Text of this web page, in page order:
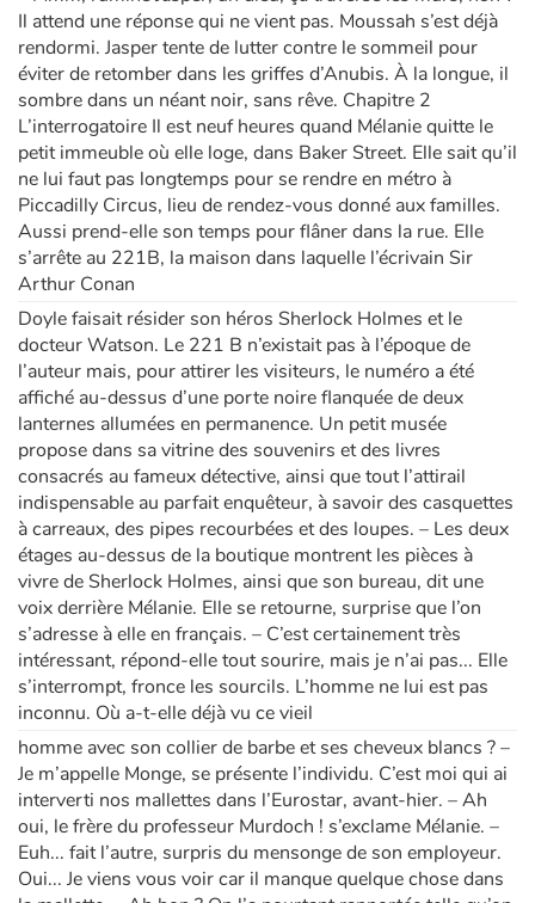
Il attend une réponse qui ne vient pas. Moussah s’est déjà
rendormi. Jasper tente de lutter contre le sommeil pour
éviter de retomber dans les griffes d’Anubis. À la longue, il
sombre dans un néant noir, sans rêve. Chapitre 2
L’interrogatoire Il est neuf heures quand Mélanie quitte le
petit immeuble où elle loge, dans Baker Street. Elle sait qu’il
ne lui faut pas longtemps pour se rendre en métro à
Piccadilly Circus, lieu de rendez-vous donné aux familles.
Aussi prend-elle son temps pour flâner dans la rue. Elle
s’arrête au 221B, la maison dans laquelle l’écrivain Sir
Arthur Conan
Doyle faisait résider son héros Sherlock Holmes et le
docteur Watson. Le 221 B n’existait pas à l’époque de
l’auteur mais, pour attirer les visiteurs, le numéro a été
affiché au-dessus d’une porte noire flanquée de deux
lanternes allumées en permanence. Un petit musée
propose dans sa vitrine des souvenirs et des livres
consacrés au fameux détective, ainsi que tout l’attirail
indispensable au parfait enquêteur, à savoir des casquettes
à carreaux, des pipes recourbées et des loupes. – Les deux
étages au-dessus de la boutique montrent les pièces à
vivre de Sherlock Holmes, ainsi que son bureau, dit une
voix derrière Mélanie. Elle se retourne, surprise que l’on
s’adresse à elle en français. – C’est certainement très
intéressant, répond-elle tout sourire, mais je n’ai pas... Elle
s’interrompt, fronce les sourcils. L’homme ne lui est pas
inconnu. Où a-t-elle déjà vu ce vieil
homme avec son collier de barbe et ses cheveux blancs ? –
Je m’appelle Monge, se présente l’individu. C’est moi qui ai
interverti nos mallettes dans l’Eurostar, avant-hier. – Ah
oui, le frère du professeur Murdoch ! s’exclame Mélanie. –
Euh... fait l’autre, surpris du mensonge de son employeur.
Oui... Je viens vous voir car il manque quelque chose dans